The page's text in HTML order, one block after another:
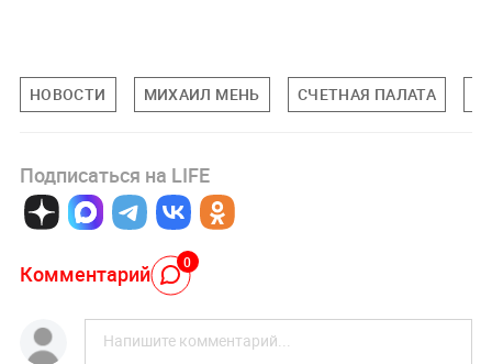
НОВОСТИ МИХАИЛ МЕНЬ СЧЕТНАЯ ПАЛАТА
Подписаться на LIFE
Комментарий 0